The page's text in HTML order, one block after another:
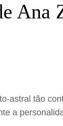
Ana
astral tão
a